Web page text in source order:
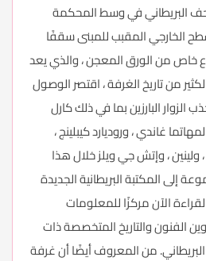
البريطاني في وسط المحكمة
الخارجي المقبب للمبنى سقفًا
خاص من الورق المعجن ، والذي يعد
من تاريخ الغرفة ، اقتصر الوصول
الزوار البارزين بما في ذلك كارل
غاندي ، وروديارد كيبلينج ،
ولينين ، وإتش جي ويلز خلال هذا
إلى المكتبة البريطانية الجديدة
غرفة القراءة الآن مركزًا للمعلومات
والتاريخ المتخصصة ذات
من المعروف أيضًا أن غرفة